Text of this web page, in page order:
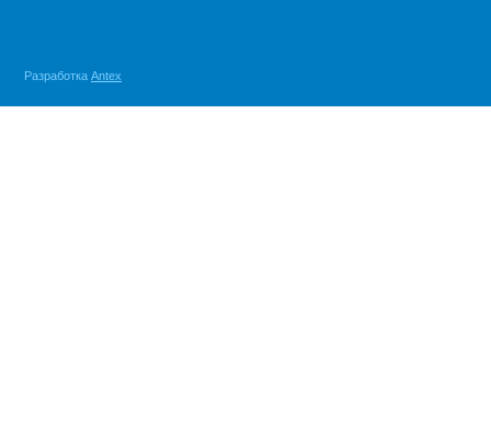
Разработка Antex